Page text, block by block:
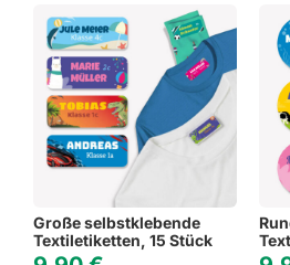
Große selbstklebende
Textiletiketten, 15 Stück